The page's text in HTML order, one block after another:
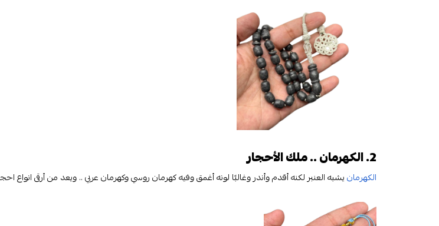
2. الكهرمان .. ملك الأحجار
الكهرمانيشبه العنبر لكنه أقدم وأندر وغالبًا لونه أغمق وفيه كهرمان روسي وكهرمان عربي .. ويعد من أرقى انواع